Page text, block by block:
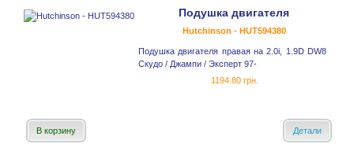
Подушка двигателя
Hutchinson - HUT594380
Подушка двигателя правая на 2.0i, 1.9D DW8
Скудо / Джампи / Эксперт 97-
1194.80 грн.
В корзину Детали